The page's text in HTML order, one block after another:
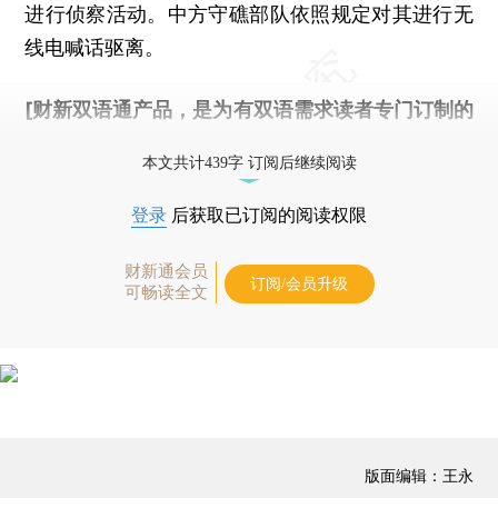
进行侦察活动。中方守礁部队依照规定对其进行无
线电喊话驱离。
[财新双语通产品，是为有双语需求读者专门订制的
本文共计439字 订阅后继续阅读
登录 后获取已订阅的阅读权限
财新通会员
可畅读全文
订阅/会员升级
版面编辑：王永